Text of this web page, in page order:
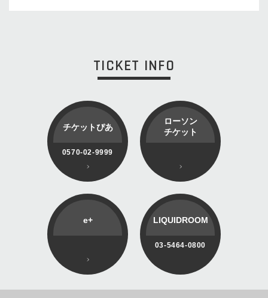
TICKET INFO
チケットぴあ
0570-02-9999
ローソン
チケット
e+ LIQUIDROOM
03-5464-0800